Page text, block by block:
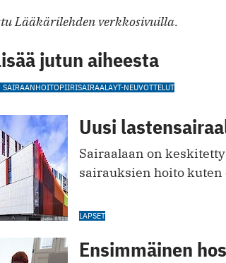
Lääkärilehden verkkosivuilla.
jutun aiheesta
SAIRAANHOITOPIIRISAIRAALAYT-NEUVOTTELUT
Uusi
Sairaalaan on
sairauksien hoito
LAPSET
Ensimmäinen